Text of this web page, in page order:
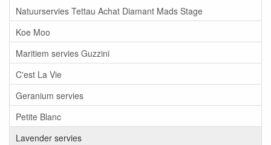
Natuurservies Tettau Achat Diamant Mads Stage
Koe Moo
Maritiem servies Guzzini
C'est La Vie
Geranium servies
Petite Blanc
Lavender servies